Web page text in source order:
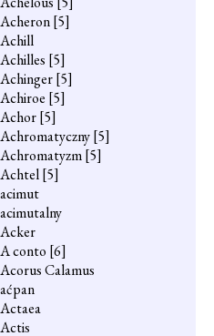
Acheron[5]
Achill
Achilles [5]
Achinger[5]
Achiroe [5]
Achor[5]
Achromatyczny[5]
Achromatyzm[5]
Achtel[5]
acimut
acimutalny
Acker
A conto [6]
Acorus Calamus
aćpan
Actaea
Actis